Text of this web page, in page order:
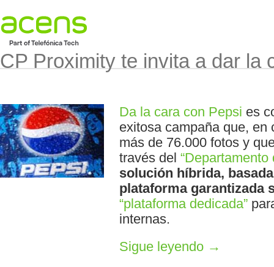
CP Proximity te invita a dar la
Da la cara con Pepsi es
exitosa campaña que, en
más de 76.000 fotos y
través del “Departamento
solución híbrida,
plataforma garantizada
“plataforma dedicada”
internas.
Sigue leyendo →